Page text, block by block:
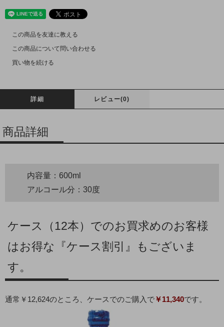
この商品を友達に教える
この商品について問い合わせる
買い物を続ける
詳細 レビュー(0)
商品詳細
内容量：600ml
アルコール分：30度
ケース（12本）でのお買求めのお客様
はお得な『ケース割引』もございま
す。
通常￥12,624のところ、ケースでのご購入で￥11,340です。